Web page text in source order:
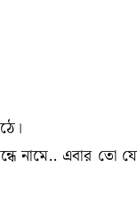
নামে.. এবার তো